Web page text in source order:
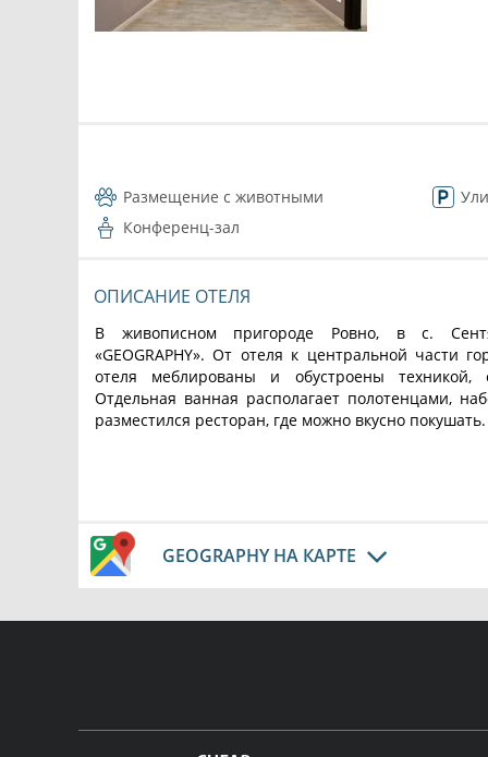
Размещение с животными
Конференц-зал
ОПИСАНИЕ ОТЕЛЯ
В живописном пригороде Ровно, в с.
«GEOGRAPHY». От отеля к центральной части
отеля меблированы и обустроены
Отдельная ванная располагает полотенцами,
разместился ресторан, где можно вкусно
GEOGRAPHY НА КАРТЕ